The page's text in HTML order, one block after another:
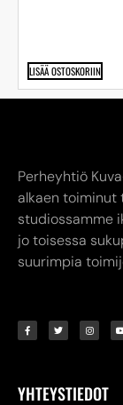
LISÄÄ OSTOSKORIIN
Perheyhtiö
alkaen toiminut
studiossamme
jo toisessa
suurimpia
YHTEYSTIEDOT